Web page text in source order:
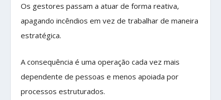
Os gestores passam a atuar de forma reativa,
apagando incêndios em vez de trabalhar de maneira
estratégica.
A consequência é uma operação cada vez mais
dependente de pessoas e menos apoiada por
processos estruturados.